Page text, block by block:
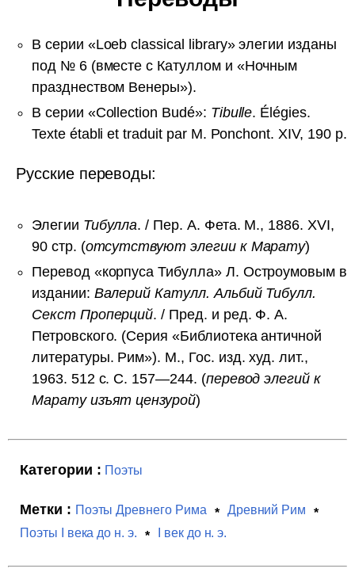
В серии «Loeb classical library» элегии изданы
под № 6 (вместе с Катуллом и «Ночным
празднеством Венеры»).
В серии «Collection Budé»: Tibulle. Élégies.
Texte établi et traduit par M. Ponchont. XIV, 190 p.
Русские переводы:
Элегии Тибулла. / Пер. А. Фета. М., 1886. XVI,
90 стр. (отсутствуют элегии к Марату)
Перевод «корпуса Тибулла» Л. Остроумовым в
издании: Валерий Катулл. Альбий Тибулл.
Секст Проперций. / Пред. и ред. Ф. А.
Петровского. (Серия «Библиотека античной
литературы. Рим»). М., Гос. изд. худ. лит.,
1963. 512 с. С. 157—244. (перевод элегий к
Марату изъят цензурой)
Категории : Поэты
Метки : Поэты Древнего Рима
Древний Рим
Поэты I века до н. э.
I век до н. э.